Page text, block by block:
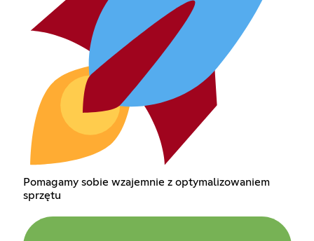
Pomagamy sobie wzajemnie z optymalizowaniem
sprzętu